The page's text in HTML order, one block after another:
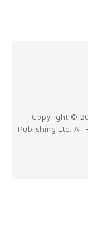
Copyright ©
Publishing Ltd. All